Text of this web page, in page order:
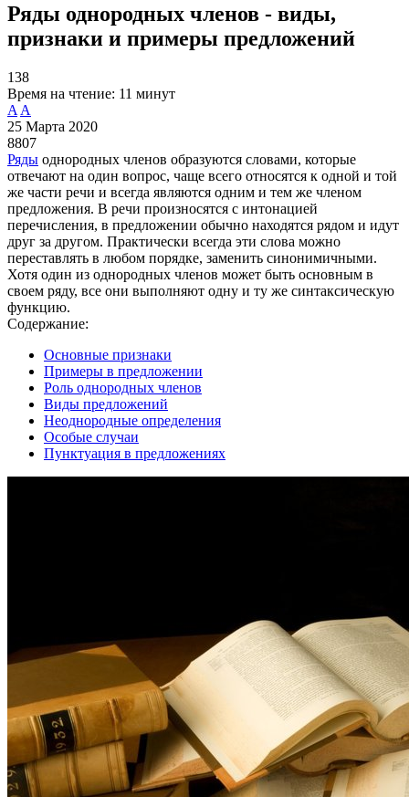
Ряды однородных членов - виды,
признаки и примеры предложений
138
Время на чтение: 11 минут
A A
25 Марта 2020
8807
Ряды однородных членов образуются словами, которые
отвечают на один вопрос, чаще всего относятся к одной и той
же части речи и всегда являются одним и тем же членом
предложения. В речи произносятся с интонацией
перечисления, в предложении обычно находятся рядом и идут
друг за другом. Практически всегда эти слова можно
переставлять в любом порядке, заменить синонимичными.
Хотя один из однородных членов может быть основным в
своем ряду, все они выполняют одну и ту же синтаксическую
функцию.
Содержание:
Основные признаки
Примеры в предложении
Роль однородных членов
Виды предложений
Неоднородные определения
Особые случаи
Пунктуация в предложениях